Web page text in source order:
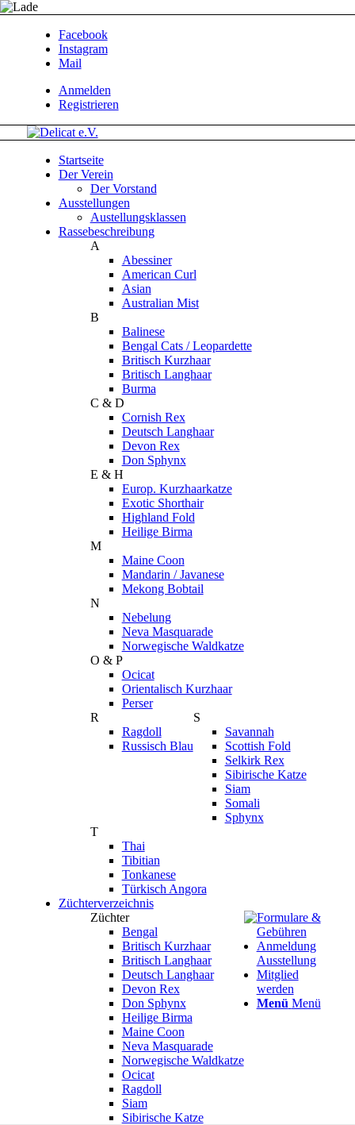
Facebook
Instagram
Mail
Anmelden
Registrieren
Startseite
Der Verein
Der Vorstand
Ausstellungen
Austellungsklassen
Rassebeschreibung
A
Abessiner
American Curl
Asian
Australian Mist
B
Balinese
Bengal Cats / Leopardette
Britisch Kurzhaar
Britisch Langhaar
Burma
C & D
Cornish Rex
Deutsch Langhaar
Devon Rex
Don Sphynx
E & H
Europ. Kurzhaarkatze
Exotic Shorthair
Highland Fold
Heilige Birma
M
Maine Coon
Mandarin / Javanese
Mekong Bobtail
N
Nebelung
Neva Masquarade
Norwegische Waldkatze
O & P
Ocicat
Orientalisch Kurzhaar
Perser
R
Ragdoll
Russisch Blau
S
Savannah
Scottish Fold
Selkirk Rex
Sibirische Katze
Siam
Somali
Sphynx
T
Thai
Tibitian
Tonkanese
Türkisch Angora
Züchterverzeichnis
Züchter
Bengal
Britisch Kurzhaar
Britisch Langhaar
Deutsch Langhaar
Devon Rex
Don Sphynx
Heilige Birma
Maine Coon
Neva Masquarade
Norwegische Waldkatze
Ocicat
Ragdoll
Siam
Sibirische Katze
Formulare &
Gebühren
Anmeldung
Ausstellung
Mitglied
werden
Menü Menü